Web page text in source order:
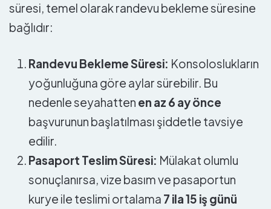
süresi, temel olarak randevu bekleme süresine
bağlıdır:
Randevu Bekleme Süresi: Konsoloslukların
yoğunluğuna göre aylar sürebilir. Bu
nedenle seyahatten en az 6 ay önce
başvurunun başlatılması şiddetle tavsiye
edilir.
Pasaport Teslim Süresi: Mülakat olumlu
sonuçlanırsa, vize basım ve pasaportun
kurye ile teslimi ortalama 7 ila 15 iş günü